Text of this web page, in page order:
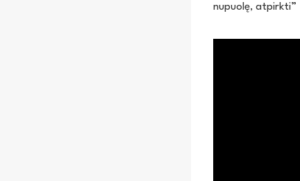
nupuolę, atpirkti”